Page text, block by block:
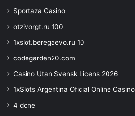
Sportaza Casino
otzivorgt.ru 100
1xslot.beregaevo.ru 10
codegarden20.com
Casino Utan Svensk Licens 2026
1xSlots Argentina Oficial Online Casino
4 done